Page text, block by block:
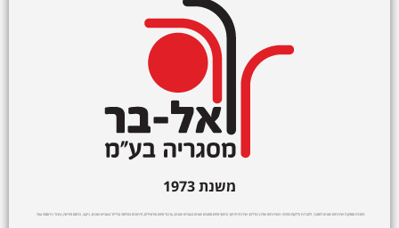
משנת 1973
החברה מספקת שירותים שונים למסגר, לחברות וללקוח הפרטי. השירותים שלנו כוללים: שירותי חיתוך וכיפוף פחים מסוגים שונים בעוביים שונים, ערגול פחים ופרופילים, חיתוכים בפלזמה ובלייזר בעוביים שונים, ניקוב, כרסום וחריטה, עיבוד נירוסטה ועוד.